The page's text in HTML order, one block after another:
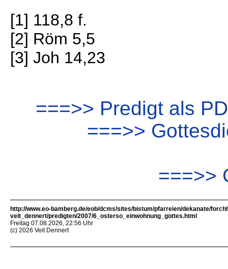
[1] 118,8 f.
[2] Röm 5,5
[3] Joh 14,23
===>> Predigt als
===>>
===>>
http://www.eo-bamberg.de/eob/dcms/sites/bistum/pfarreien/dekanate/
veit_dennert/predigten/2007/6_osterso_einwohnung_gottes.html
Freitag 07.08.2026, 22:56 Uhr
(c) 2026 Veit Dennert